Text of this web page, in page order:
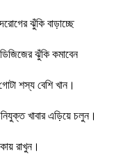
ঝুঁকি বাড়াচ্ছে
ঝুঁকি কমাবেন
শস্য বেশি খান।
খাবার এড়িয়ে চলুন।
রাখুন।